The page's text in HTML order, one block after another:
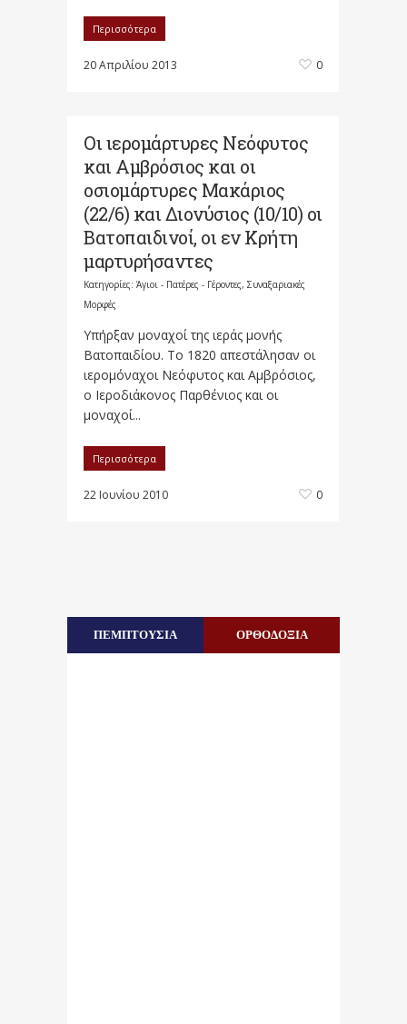
Περισσότερα
20 Απριλίου 2013 0
Οι ιερομάρτυρες Νεόφυτος
και Αμβρόσιος και οι
οσιομάρτυρες Μακάριος
(22/6) και Διονύσιος (10/10) οι
Βατοπαιδινοί, οι εν Κρήτη
μαρτυρήσαντες
Κατηγορίες: Άγιοι - Πατέρες - Γέροντες, Συναξαριακές
Μορφές
Υπήρξαν μοναχοί της ιεράς μονής
Βατοπαιδίου. Το 1820 απεστάλησαν οι
ιερομόναχοι Νεόφυτος και Αμβρόσιος,
ο Ιεροδιάκονος Παρθένιος και οι
μοναχοί...
Περισσότερα
22 Ιουνίου 2010 0
ΠΕΜΠΤΟΥΣΙΑ ΟΡΘΟΔΟΞΙΑ